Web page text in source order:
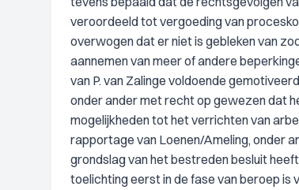
veroordeeld tot vergoeding van
overwogen dat er niet is gebleken van
aannemen van meer of andere
van P. van Zalinge voldoende
onder ander met recht op gewezen dat
mogelijkheden tot het verrichten van
rapportage van Loenen/Ameling, onder
grondslag van het bestreden besluit
toelichting eerst in de fase van beroep